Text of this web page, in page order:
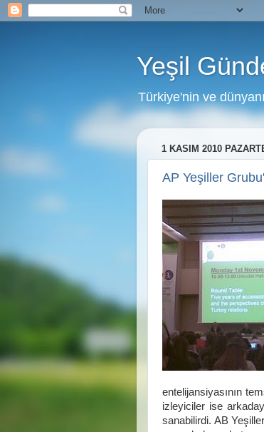
Yeşil
Türkiye'nin ve
1 KASIM 2010
AP Yeşiller
entelijansiyasının
izleyiciler ise
sanabilirdi. AB